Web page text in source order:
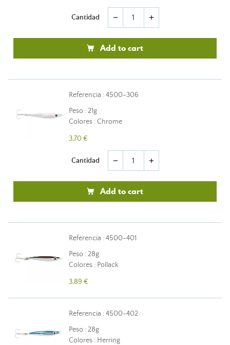
Cantidad remove add
Add to cart
Referencia : 4500-306
Peso : 21g
Colores : Chrome
3,70 €
Cantidad remove add
Add to cart
Referencia : 4500-401
Peso : 28g
Colores : Pollack
3,89 €
Referencia : 4500-402
Peso : 28g
Colores : Herring